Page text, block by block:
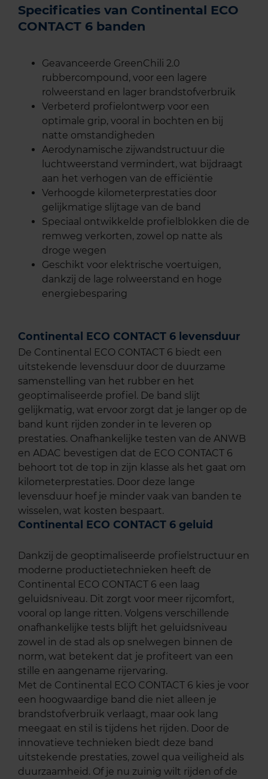
Specificaties van Continental ECO
CONTACT 6 banden
Geavanceerde GreenChili 2.0
rubbercompound, voor een lagere
rolweerstand en lager brandstofverbruik
Verbeterd profielontwerp voor een
optimale grip, vooral in bochten en bij
natte omstandigheden
Aerodynamische zijwandstructuur die
luchtweerstand vermindert, wat bijdraagt
aan het verhogen van de efficiëntie
Verhoogde kilometerprestaties door
gelijkmatige slijtage van de band
Speciaal ontwikkelde profielblokken die de
remweg verkorten, zowel op natte als
droge wegen
Geschikt voor elektrische voertuigen,
dankzij de lage rolweerstand en hoge
energiebesparing
Continental ECO CONTACT 6 levensduur
De Continental ECO CONTACT 6 biedt een
uitstekende levensduur door de duurzame
samenstelling van het rubber en het
geoptimaliseerde profiel. De band slijt
gelijkmatig, wat ervoor zorgt dat je langer op de
band kunt rijden zonder in te leveren op
prestaties. Onafhankelijke testen van de ANWB
en ADAC bevestigen dat de ECO CONTACT 6
behoort tot de top in zijn klasse als het gaat om
kilometerprestaties. Door deze lange
levensduur hoef je minder vaak van banden te
wisselen, wat kosten bespaart.
Continental ECO CONTACT 6 geluid
Dankzij de geoptimaliseerde profielstructuur en
moderne productietechnieken heeft de
Continental ECO CONTACT 6 een laag
geluidsniveau. Dit zorgt voor meer rijcomfort,
vooral op lange ritten. Volgens verschillende
onafhankelijke tests blijft het geluidsniveau
zowel in de stad als op snelwegen binnen de
norm, wat betekent dat je profiteert van een
stille en aangename rijervaring.
Met de Continental ECO CONTACT 6 kies je voor
een hoogwaardige band die niet alleen je
brandstofverbruik verlaagt, maar ook lang
meegaat en stil is tijdens het rijden. Door de
innovatieve technieken biedt deze band
uitstekende prestaties, zowel qua veiligheid als
duurzaamheid. Of je nu zuinig wilt rijden of de